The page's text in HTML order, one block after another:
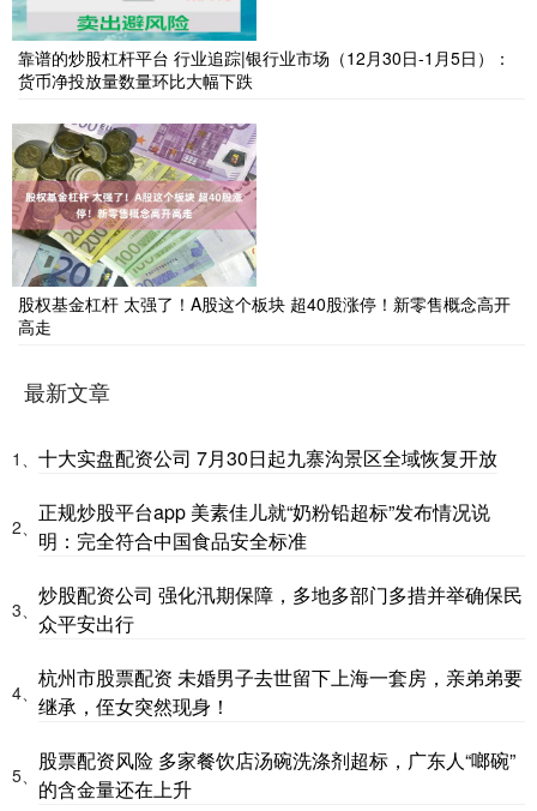
靠谱的炒股杠杆平台 行业追踪|银行业市场（12月30日-1月5日）：
货币净投放量数量环比大幅下跌
股权基金杠杆 太强了！A股这个板块 超40股涨停！新零售概念高开
高走
最新文章
1、 十大实盘配资公司 7月30日起九寨沟景区全域恢复开放
2、
正规炒股平台app 美素佳儿就“奶粉铅超标”发布情况说
明：完全符合中国食品安全标准
3、
炒股配资公司 强化汛期保障，多地多部门多措并举确保民
众平安出行
4、
杭州市股票配资 未婚男子去世留下上海一套房，亲弟弟要
继承，侄女突然现身！
5、
股票配资风险 多家餐饮店汤碗洗涤剂超标，广东人“啷碗”
的含金量还在上升